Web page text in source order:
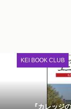
KEI BOOK CLUB
『カレッジ